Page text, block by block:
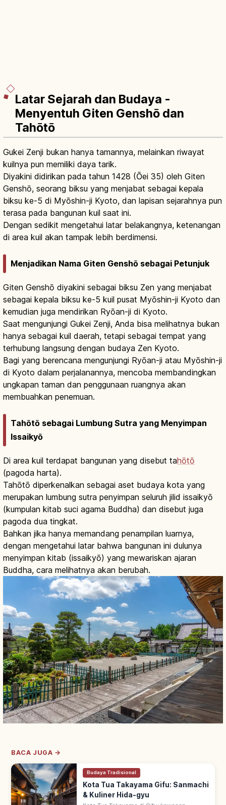
Latar Sejarah dan Budaya -
Menyentuh Giten Genshō dan
Tahōtō
Gukei Zenji bukan hanya tamannya, melainkan riwayat
kuilnya pun memiliki daya tarik.
Diyakini didirikan pada tahun 1428 (Ōei 35) oleh Giten
Genshō, seorang biksu yang menjabat sebagai kepala
biksu ke-5 di Myōshin-ji Kyoto, dan lapisan sejarahnya pun
terasa pada bangunan kuil saat ini.
Dengan sedikit mengetahui latar belakangnya, ketenangan
di area kuil akan tampak lebih berdimensi.
Menjadikan Nama Giten Genshō sebagai Petunjuk
Giten Genshō diyakini sebagai biksu Zen yang menjabat
sebagai kepala biksu ke-5 kuil pusat Myōshin-ji Kyoto dan
kemudian juga mendirikan Ryōan-ji di Kyoto.
Saat mengunjungi Gukei Zenji, Anda bisa melihatnya bukan
hanya sebagai kuil daerah, tetapi sebagai tempat yang
terhubung langsung dengan budaya Zen Kyoto.
Bagi yang berencana mengunjungi Ryōan-ji atau Myōshin-ji
di Kyoto dalam perjalanannya, mencoba membandingkan
ungkapan taman dan penggunaan ruangnya akan
membuahkan penemuan.
Tahōtō sebagai Lumbung Sutra yang Menyimpan
Issaikyō
Di area kuil terdapat bangunan yang disebut tahōtō
(pagoda harta).
Tahōtō diperkenalkan sebagai aset budaya kota yang
merupakan lumbung sutra penyimpan seluruh jilid issaikyō
(kumpulan kitab suci agama Buddha) dan disebut juga
pagoda dua tingkat.
Bahkan jika hanya memandang penampilan luarnya,
dengan mengetahui latar bahwa bangunan ini dulunya
menyimpan kitab (issaikyō) yang mewariskan ajaran
Buddha, cara melihatnya akan berubah.
BACA JUGA →
Budaya Tradisional
Kota Tua Takayama Gifu: Sanmachi
& Kuliner Hida-gyu